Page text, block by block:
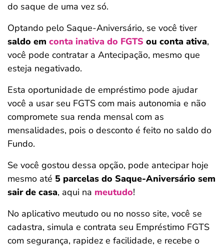
do saque de uma vez só.
Optando pelo Saque-Aniversário, se você tiver
saldo em conta inativa do FGTS ou conta ativa,
você pode contratar a Antecipação, mesmo que
esteja negativado.
Esta oportunidade de empréstimo pode ajudar
você a usar seu FGTS com mais autonomia e não
compromete sua renda mensal com as
mensalidades, pois o desconto é feito no saldo do
Fundo.
Se você gostou dessa opção, pode antecipar hoje
mesmo até 5 parcelas do Saque-Aniversário sem
sair de casa, aqui na meutudo!
No aplicativo meutudo ou no nosso site, você se
cadastra, simula e contrata seu Empréstimo FGTS
com segurança, rapidez e facilidade, e recebe o